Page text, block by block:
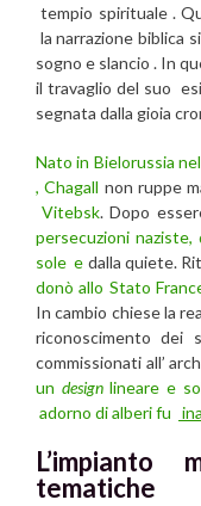
tempio spirituale .
la narrazione biblica
sogno e slancio . In
il travaglio del suo
segnata dalla gioia
Nato in Bielorussia
, Chagall non ruppe
Vitebsk. Dopo
persecuzioni
sole e dalla quiete.
donò allo Stato
In cambio chiese la
riconoscimento dei
commissionati all’
un designlineare e
adorno di alberi fu
tematiche